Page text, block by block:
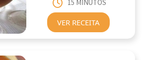
15 MINUTOS
VER RECEITA